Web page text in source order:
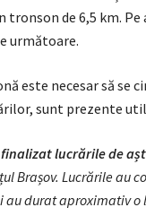
tronson de 6,5 km.
următoare.
este necesar să se
sunt prezente
finalizat lucrările de
Brașov. Lucrările au
au durat aproximativ o